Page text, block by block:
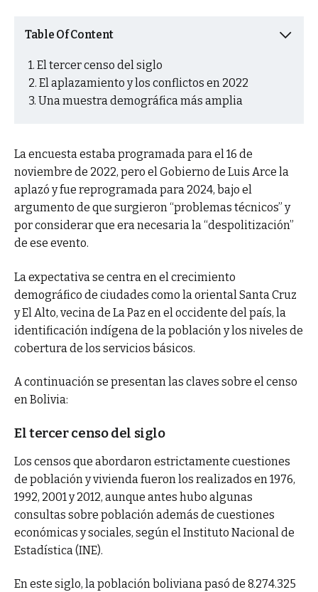
Table Of Content
El tercer censo del siglo
El aplazamiento y los conflictos en 2022
Una muestra demográfica más amplia
La encuesta estaba programada para el 16 de
noviembre de 2022, pero el Gobierno de Luis Arce la
aplazó y fue reprogramada para 2024, bajo el
argumento de que surgieron “problemas técnicos” y
por considerar que era necesaria la “despolitización”
de ese evento.
La expectativa se centra en el crecimiento
demográfico de ciudades como la oriental Santa Cruz
y El Alto, vecina de La Paz en el occidente del país, la
identificación indígena de la población y los niveles de
cobertura de los servicios básicos.
A continuación se presentan las claves sobre el censo
en Bolivia:
El tercer censo del siglo
Los censos que abordaron estrictamente cuestiones
de población y vivienda fueron los realizados en 1976,
1992, 2001 y 2012, aunque antes hubo algunas
consultas sobre población además de cuestiones
económicas y sociales, según el Instituto Nacional de
Estadística (INE).
En este siglo, la población boliviana pasó de 8.274.325